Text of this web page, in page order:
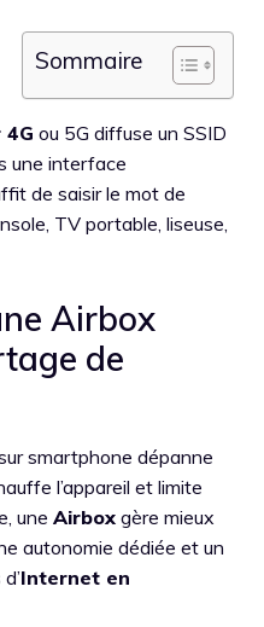
Sommaire
ou 5G diffuse un SSID
une interface
de saisir le mot de
TV portable, liseuse,
Airbox
de
smartphone dépanne
l’appareil et limite
une Airbox gère mieux
autonomie dédiée et un
Internet en